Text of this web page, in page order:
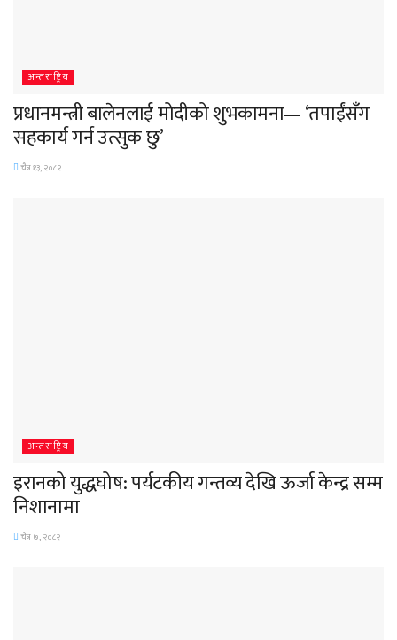
अन्तराष्ट्रिय
प्रधानमन्त्री बालेनलाई मोदीको शुभकामना— ‘तपाईंसँग
सहकार्य गर्न उत्सुक छु’
चैत्र १३, २०८२
अन्तराष्ट्रिय
इरानको युद्धघोष: पर्यटकीय गन्तव्य देखि ऊर्जा केन्द्र सम्म
निशानामा
चैत्र ७, २०८२